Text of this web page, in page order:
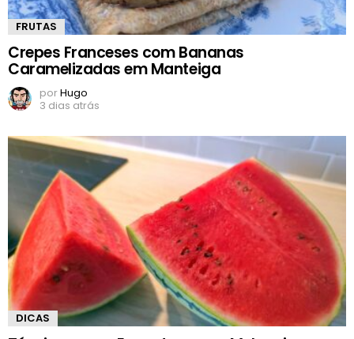
FRUTAS
Crepes Franceses com Bananas
Caramelizadas em Manteiga
porHugo
3 dias atrás
DICAS